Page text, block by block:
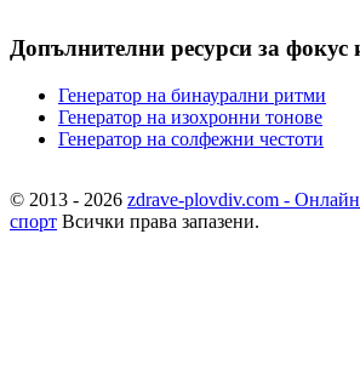
Допълнителни ресурси за фокус
Генератор на бинаурални ритми
Генератор на изохронни тонове
Генератор на солфежни честоти
© 2013 - 2026 zdrave-plovdiv.com - Онлайн
спорт Всички права запазени.